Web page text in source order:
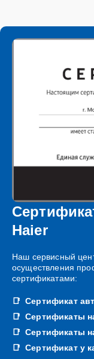
Haier
Наш сервисный
осуществления
сертификатами:
Сертификат
Сертификаты
Сертификаты
Сертификат у